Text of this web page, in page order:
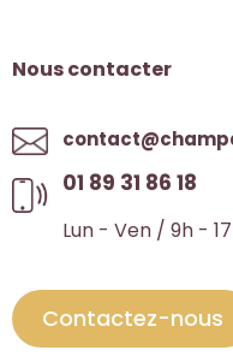
Nous contacter
01 89 31 86 18
Lun - Ven / 9h -
Contactez-nous